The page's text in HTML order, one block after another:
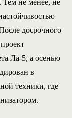
Тем не менее, не
досрочного
Ла-5, а осенью
в
техники, где